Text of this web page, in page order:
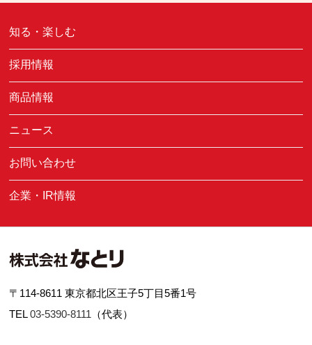
知る・楽しむ
採用情報
商品情報
ニュース
お問い合わせ
企業・IR情報
〒114-8611 東京都北区王子5丁目5番1号
TEL03-5390-8111 （代表）